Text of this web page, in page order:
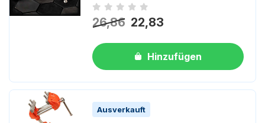
Noch keine Bewertungen
26,86 22,83
Hinzufügen
Ausverkauft